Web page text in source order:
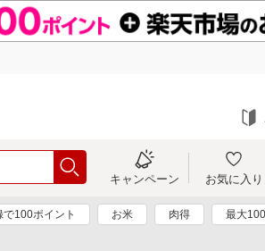
キャンペーン お気に入り
で100ポイント お米 肉得 最大